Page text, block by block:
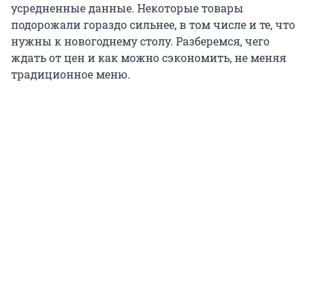
усредненные данные. Некоторые товары
подорожали гораздо сильнее, в том числе и те, что
нужны к новогоднему столу. Разберемся, чего
ждать от цен и как можно сэкономить, не меняя
традиционное меню.